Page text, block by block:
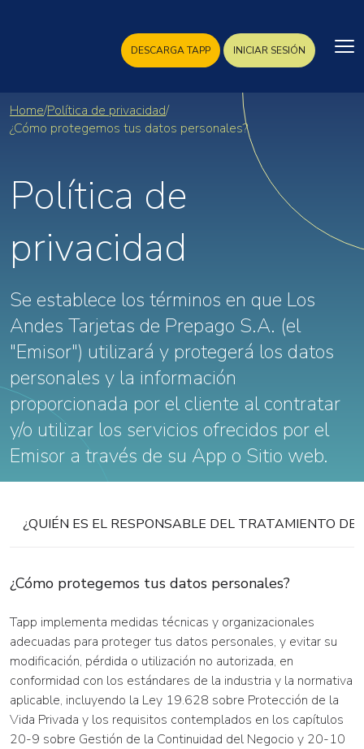
DESCARGA TAPP INICIAR SESIÓN
Home/Política de privacidad/
¿Cómo protegemos tus datos personales?
Política de
privacidad
Se establece los términos en que Los
Andes Tarjetas de Prepago S.A. (el
"Emisor") utilizará y protegerá los datos
personales y la información
proporcionada por el cliente al contratar
y/o utilizar los servicios ofrecidos por el
Emisor a través de su App o Sitio web.
¿QUIÉN ES EL RESPONSABLE DEL TRATAMIENTO DE
¿Cómo protegemos tus datos personales?
Tapp implementa medidas técnicas y organizacionales
adecuadas para proteger tus datos personales, y evitar su
modificación, pérdida o utilización no autorizada, en
conformidad con los estándares de la industria y la normativa
aplicable, incluyendo la Ley 19.628 sobre Protección de la
Vida Privada y los requisitos contemplados en los capítulos
20-9 sobre Gestión de la Continuidad del Negocio y 20-10